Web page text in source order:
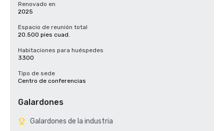
Renovado en
2025
Espacio de reunión total
20.500 pies cuad.
Habitaciones para huéspedes
3300
Tipo de sede
Centro de conferencias
Galardones
Galardones de la industria